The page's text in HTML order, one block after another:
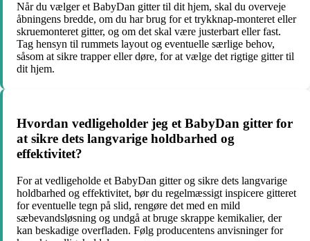
Når du vælger et BabyDan gitter til dit hjem, skal du overveje
åbningens bredde, om du har brug for et trykknap-monteret eller
skruemonteret gitter, og om det skal være justerbart eller fast.
Tag hensyn til rummets layout og eventuelle særlige behov,
såsom at sikre trapper eller døre, for at vælge det rigtige gitter til
dit hjem.
Hvordan vedligeholder jeg et BabyDan gitter for
at sikre dets langvarige holdbarhed og
effektivitet?
For at vedligeholde et BabyDan gitter og sikre dets langvarige
holdbarhed og effektivitet, bør du regelmæssigt inspicere gitteret
for eventuelle tegn på slid, rengøre det med en mild
sæbevandsløsning og undgå at bruge skrappe kemikalier, der
kan beskadige overfladen. Følg producentens anvisninger for